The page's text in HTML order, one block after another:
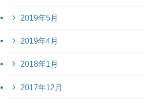
2019年5月
2019年4月
2018年1月
2017年12月